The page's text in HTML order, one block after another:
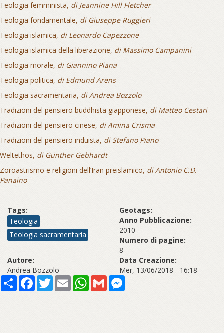
Teologia femminista, di Jeannine Hill Fletcher
Teologia fondamentale, di Giuseppe Ruggieri
Teologia islamica, di Leonardo Capezzone
Teologia islamica della liberazione, di Massimo Campanini
Teologia morale, di Giannino Piana
Teologia politica, di Edmund Arens
Teologia sacramentaria, di Andrea Bozzolo
Tradizioni del pensiero buddhista giapponese, di Matteo Cestari
Tradizioni del pensiero cinese, di Amina Crisma
Tradizioni del pensiero induista, di Stefano Piano
Weltethos, di Günther Gebhardt
Zoroastrismo e religioni dell’Iran preislamico, di Antonio C.D.
Panaino
Tags:
Teologia
Teologia sacramentaria
Geotags:
Anno Pubblicazione:
2010
Numero di pagine:
8
Autore:
Andrea Bozzolo
Data Creazione:
Mer, 13/06/2018 - 16:18
Share Facebook
TwitterEmail WhatsApp
Gmail